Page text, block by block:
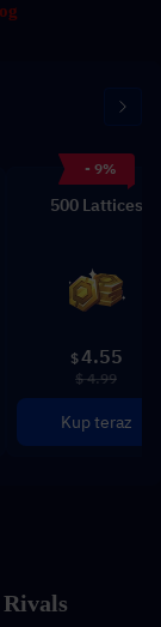
- 9%
500 Lattices
$4.55
$ 4.99
Kup teraz